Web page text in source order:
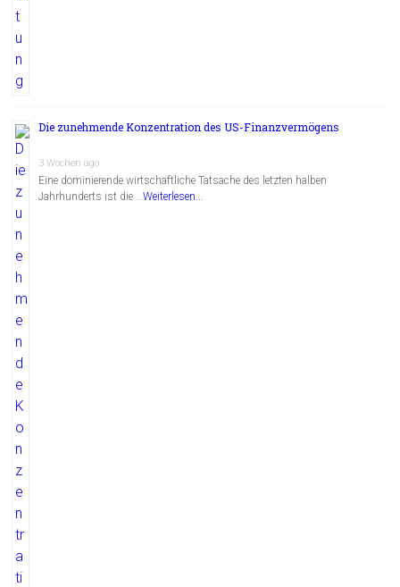
Die zunehmende Konzentration des US-Finanzvermögens
3 Wochen ago
Eine dominierende wirtschaftliche Tatsache des letzten halben
Jahrhunderts ist die …Weiterlesen...